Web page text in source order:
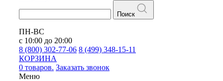
Поиск
ПН-ВС
с 10:00 до 20:00
8 (800) 302-77-06 8 (499) 348-15-11
КОРЗИНА
0 товаров. Заказать звонок
Меню